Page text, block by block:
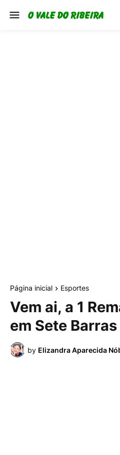
Página inicial Esportes
Vem ai, a 1
em Sete Barras
by Elizandra Aparecida